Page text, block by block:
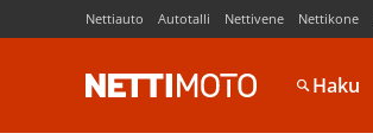
Nettiauto Autotalli Nettivene Nettikone
Haku